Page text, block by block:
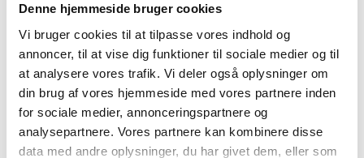
Denne hjemmeside bruger cookies
Vi bruger cookies til at tilpasse vores indhold og
annoncer, til at vise dig funktioner til sociale medier og til
at analysere vores trafik. Vi deler også oplysninger om
din brug af vores hjemmeside med vores partnere inden
for sociale medier, annonceringspartnere og
analysepartnere. Vores partnere kan kombinere disse
data med andre oplysninger, du har givet dem, eller som
Læs mere om messen på byggerimessen.dk
Vi ses i Fredericia!
Forrige Næste